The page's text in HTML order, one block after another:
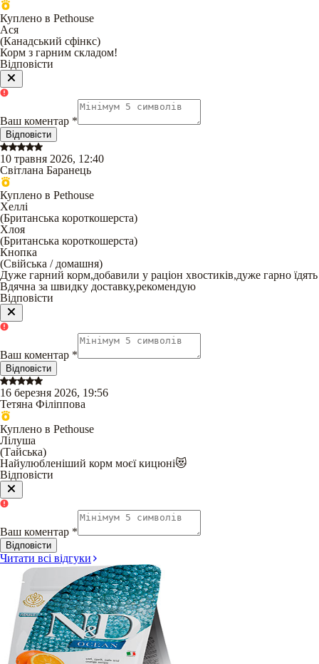
Куплено в Pethouse
Ася
(Канадський сфінкс)
Корм з гарним складом!
Відповісти
Ваш коментар *
Відповісти
10 травня 2026, 12:40
Світлана Баранець
Куплено в Pethouse
Хеллі
(Британська короткошерста)
Хлоя
(Британська короткошерста)
Кнопка
(Свійська / домашня)
Дуже гарний корм,добавили у раціон хвостиків,дуже гарно їдять
Вдячна за швидку доставку,рекомендую
Відповісти
Ваш коментар *
Відповісти
16 березня 2026, 19:56
Тетяна Філіппова
Куплено в Pethouse
Лілуша
(Тайська)
Найулюбленіший корм моєї кицюні😻
Відповісти
Ваш коментар *
Відповісти
Читати всі відгуки